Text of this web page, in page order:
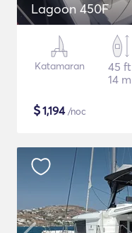
Lagoon 450F
Katamaran
45 ft
14 m
$1,194/noc